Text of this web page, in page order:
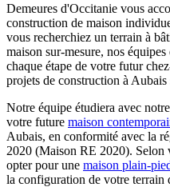
Demeures d'Occitanie vous
construction de maison
vous recherchiez un terrain à
maison sur-mesure, nos
chaque étape de votre futur
projets de construction à
Notre équipe étudiera avec
votre future maison
Aubais, en conformité avec la
2020 (Maison RE 2020). Selon
opter pour une maison plain-
la configuration de votre terrain